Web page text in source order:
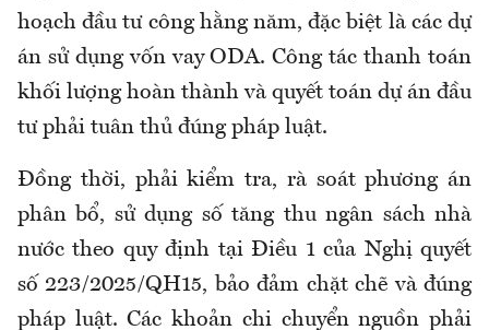
hoạch đầu tư công hằng năm, đặc biệt là các dự
án sử dụng vốn vay ODA. Công tác thanh toán
khối lượng hoàn thành và quyết toán dự án đầu
tư phải tuân thủ đúng pháp luật.
Đồng thời, phải kiểm tra, rà soát phương án
phân bổ, sử dụng số tăng thu ngân sách nhà
nước theo quy định tại Điều 1 của Nghị quyết
số 223/2025/QH15, bảo đảm chặt chẽ và đúng
pháp luật. Các khoản chi chuyển nguồn phải